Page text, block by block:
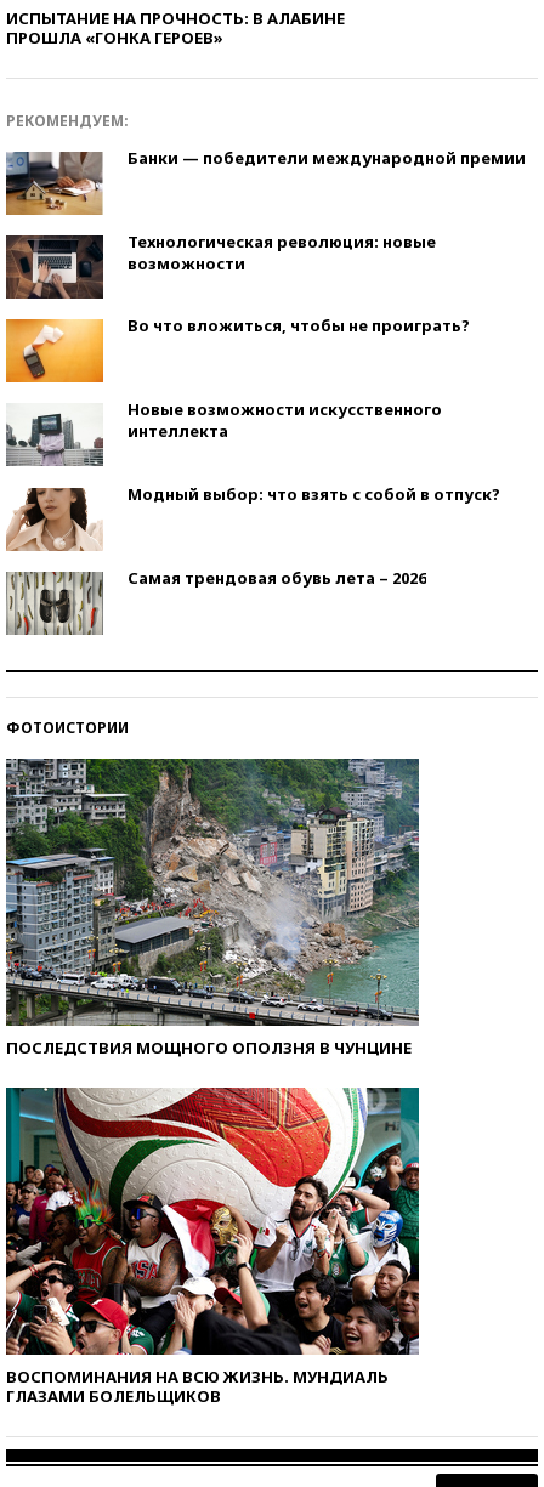
ИСПЫТАНИЕ НА ПРОЧНОСТЬ: В АЛАБИНЕ
ПРОШЛА «ГОНКА ГЕРОЕВ»
РЕКОМЕНДУЕМ:
Банки — победители международной премии
Технологическая революция: новые
возможности
Во что вложиться, чтобы не проиграть?
Новые возможности искусственного
интеллекта
Модный выбор: что взять с собой в отпуск?
Самая трендовая обувь лета – 2026
ФОТОИСТОРИИ
ПОСЛЕДСТВИЯ МОЩНОГО ОПОЛЗНЯ В ЧУНЦИНЕ
ВОСПОМИНАНИЯ НА ВСЮ ЖИЗНЬ. МУНДИАЛЬ
ГЛАЗАМИ БОЛЕЛЬЩИКОВ